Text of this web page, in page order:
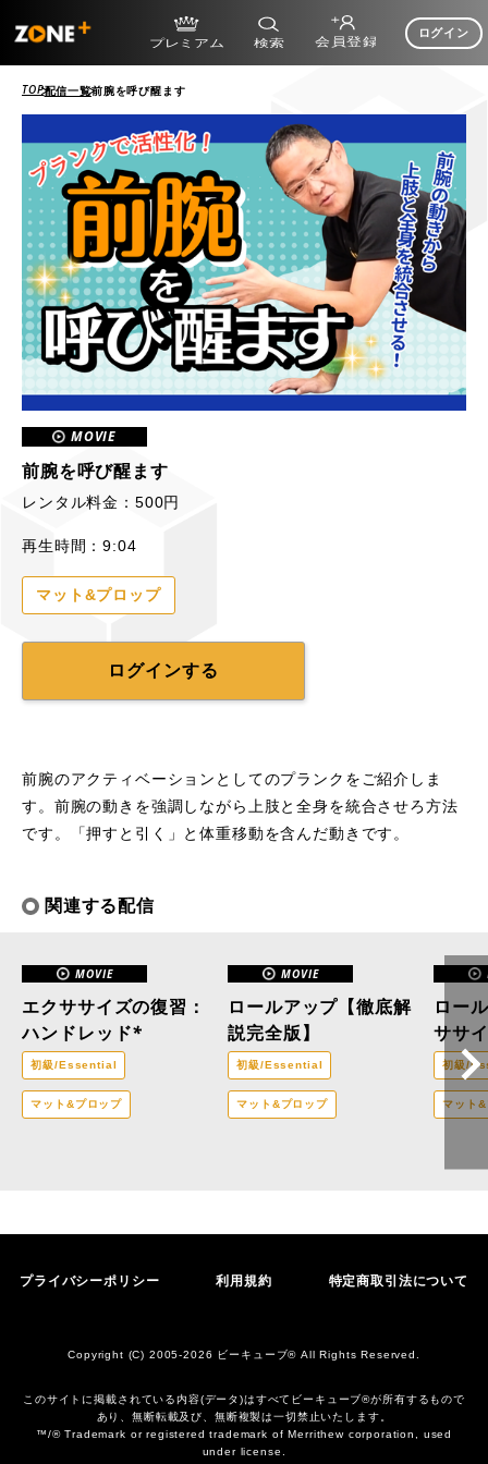
ログイン
TOP配信一覧前腕を呼び醒ます
MOVIE
前腕を呼び醒ます
レンタル料金：500円
再生時間：9:04
マット&プロップ
ログインする
前腕のアクティベーションとしてのプランクをご紹介しま
す。前腕の動きを強調しながら上肢と全身を統合させろ方法
です。「押すと引く」と体重移動を含んだ動きです。
関連する配信
MOVIE
エクササイズの復習：
ハンドレッド*
初級/Essential
マット&プロップ
MOVIE
ロールアップ【徹底解
説完全版】
初級/Essential
マット&プロップ
ロー
ササ
初級/
マット
プライバシーポリシー 利用規約 特定商取引法について
Copyright (C) 2005-2026 ビーキューブ® All Rights Reserved.
このサイトに掲載されている内容(データ)はすべてビーキューブ®︎が所有するもので
あり、無断転載及び、無断複製は一切禁止いたします。
™/® Trademark or registered trademark of Merrithew corporation, used
under license.